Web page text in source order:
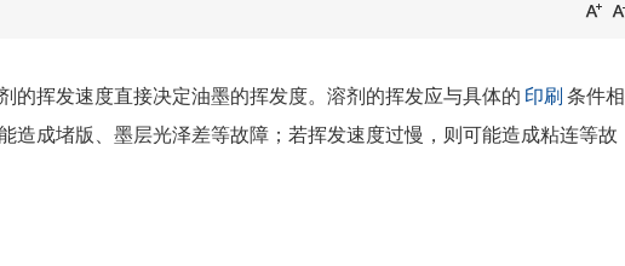
的挥发速度直接决定油墨的挥发度。溶剂的挥发应与具体的 印刷 条件相
造成堵版、墨层光泽差等故障；若挥发速度过慢，则可能造成粘连等故